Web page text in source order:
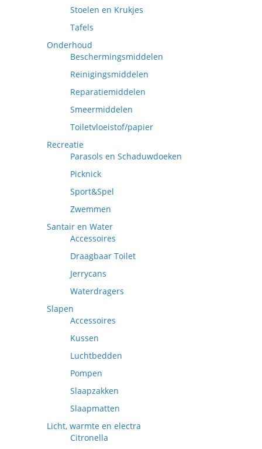
Stoelen en Krukjes
Tafels
Onderhoud
Beschermingsmiddelen
Reinigingsmiddelen
Reparatiemiddelen
Smeermiddelen
Toiletvloeistof/papier
Recreatie
Parasols en Schaduwdoeken
Picknick
Sport&Spel
Zwemmen
Santair en Water
Accessoires
Draagbaar Toilet
Jerrycans
Waterdragers
Slapen
Accessoires
Kussen
Luchtbedden
Pompen
Slaapzakken
Slaapmatten
Licht, warmte en electra
Citronella